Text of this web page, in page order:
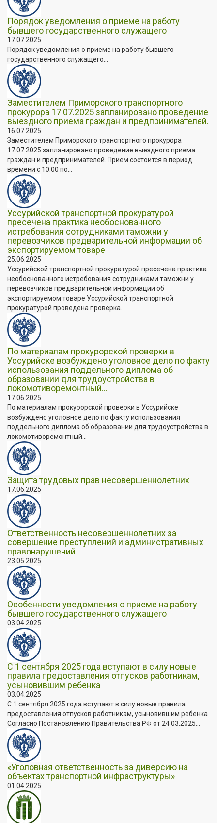
Порядок уведомления о приеме на работу
бывшего государственного служащего
17.07.2025
Порядок уведомления о приеме на работу бывшего
государственного служащего...
Заместителем Приморского транспортного
прокурора 17.07.2025 запланировано проведение
выездного приема граждан и предпринимателей.
16.07.2025
Заместителем Приморского транспортного прокурора
17.07.2025 запланировано проведение выездного приема
граждан и предпринимателей. Прием состоится в период
времени с 10:00 по...
Уссурийской транспортной прокуратурой
пресечена практика необоснованного
истребования сотрудниками таможни у
перевозчиков предварительной информации об
экспортируемом товаре
25.06.2025
Уссурийской транспортной прокуратурой пресечена практика
необоснованного истребования сотрудниками таможни у
перевозчиков предварительной информации об
экспортируемом товаре Уссурийской транспортной
прокуратурой проведена проверка...
По материалам прокурорской проверки в
Уссурийске возбуждено уголовное дело по факту
использования поддельного диплома об
образовании для трудоустройства в
локомотиворемонтный...
17.06.2025
По материалам прокурорской проверки в Уссурийске
возбуждено уголовное дело по факту использования
поддельного диплома об образовании для трудоустройства в
локомотиворемонтный...
Защита трудовых прав несовершеннолетних
17.06.2025
Ответственность несовершеннолетних за
совершение преступлений и административных
правонарушений
23.05.2025
Особенности уведомления о приеме на работу
бывшего государственного служащего
03.04.2025
С 1 сентября 2025 года вступают в силу новые
правила предоставления отпусков работникам,
усыновившим ребенка
03.04.2025
С 1 сентября 2025 года вступают в силу новые правила
предоставления отпусков работникам, усыновившим ребенка
Согласно Постановлению Правительства РФ от 24.03.2025...
«Уголовная ответственность за диверсию на
объектах транспортной инфраструктуры»
01.04.2025